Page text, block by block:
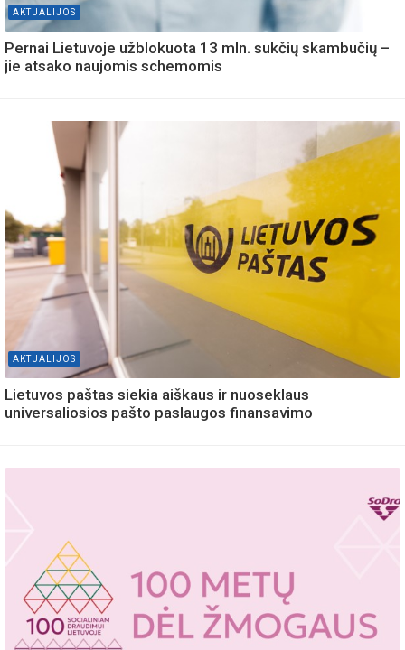
AKTUALIJOS
Pernai Lietuvoje užblokuota 13 mln. sukčių skambučių –
jie atsako naujomis schemomis
AKTUALIJOS
Lietuvos paštas siekia aiškaus ir nuoseklaus
universaliosios pašto paslaugos finansavimo